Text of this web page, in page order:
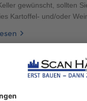
gewünscht, sollten
Kartoffel- und/oder
möglich Scanhäuser
Sie dazu einen